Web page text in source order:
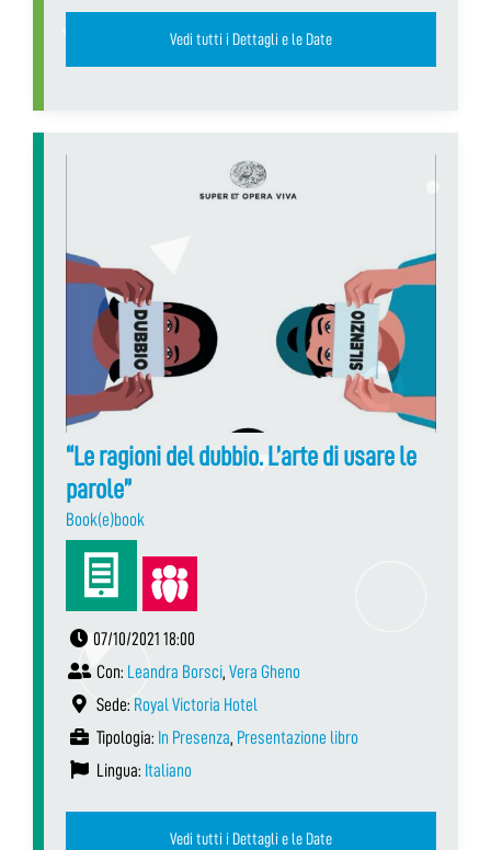
Vedi tutti i Dettagli e le Date
“Le ragioni del dubbio. L’arte di usare le
parole”
Book(e)book
07/10/2021 18:00
Con: Leandra Borsci, Vera Gheno
Sede: Royal Victoria Hotel
Tipologia: In Presenza, Presentazione libro
Lingua: Italiano
Vedi tutti i Dettagli e le Date